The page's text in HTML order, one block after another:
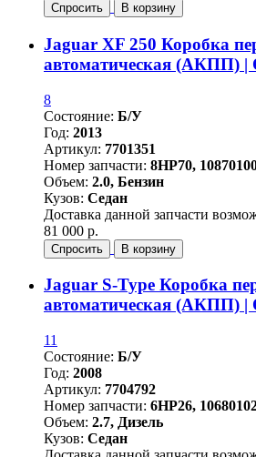
Спросить В корзину
Jaguar XF 250 Коробка
автоматическая (АКПП) |
8
Состояние: Б/У
Год: 2013
Артикул: 7701351
Номер запчасти: 8HP70,
Объем: 2.0, Бензин
Кузов: Седан
Доставка данной запчасти
81 000 р.
Спросить В корзину
Jaguar S-Type Коробка
автоматическая (АКПП) |
11
Состояние: Б/У
Год: 2008
Артикул: 7704792
Номер запчасти: 6HP26,
Объем: 2.7, Дизель
Кузов: Седан